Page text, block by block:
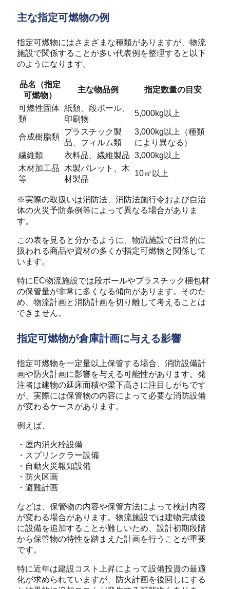
主な指定可燃物の例
指定可燃物にはさまざまな種類がありますが、物流
施設で関係することが多い代表例を整理すると以下
のようになります。
品名（指定
可燃物）
主な物品例 指定数量の目安
可燃性固体
類
紙類、段ボール、
印刷物
5,000kg以上
合成樹脂類
プラスチック製
品、フィルム類
3,000kg以上（種類
により異なる）
繊維類
衣料品、繊維製品 3,000kg以上
木材加工品
等
木製パレット、木
材製品
10㎥以上
※実際の取扱いは消防法、消防法施行令および自治
体の火災予防条例等によって異なる場合がありま
す。
この表を見ると分かるように、物流施設で日常的に
扱われる商品や資材の多くが指定可燃物と関係して
います。
特にEC物流施設では段ボールやプラスチック梱包材
の保管量が非常に多くなる傾向があります。そのた
め、物流計画と消防計画を切り離して考えることは
できません。
指定可燃物が倉庫計画に与える影響
指定可燃物を一定量以上保管する場合、消防設備計
画や防火計画に影響を与える可能性があります。 発
注者は建物の延床面積や梁下高さに注目しがちです
が、実際には保管物の内容によって必要な消防設備
が変わるケースがあります。
例えば、
・屋内消火栓設備
・スプリンクラー設備
・自動火災報知設備
・防火区画
・避難計画
などは、保管物の内容や保管方法によって検討内容
が変わる場合があります。 物流施設では建物完成後
に設備を追加することが難しいため、設計初期段階
から保管物の特性を踏まえた計画を行うことが重要
です。
特に近年は建設コスト上昇によって設備投資の最適
化が求められていますが、防火計画を後回しにする